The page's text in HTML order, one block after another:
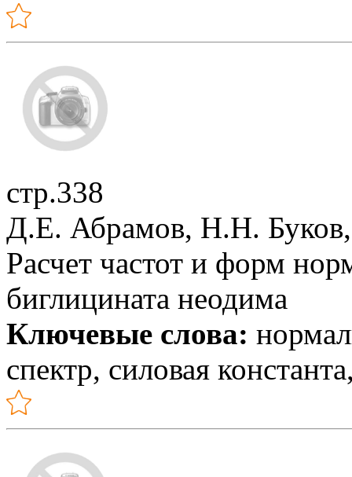
стр.338
Д.Е. Абрамов, Н.Н.
Расчет частот и форм
биглицината неодима
Ключевые слова:
спектр, силовая